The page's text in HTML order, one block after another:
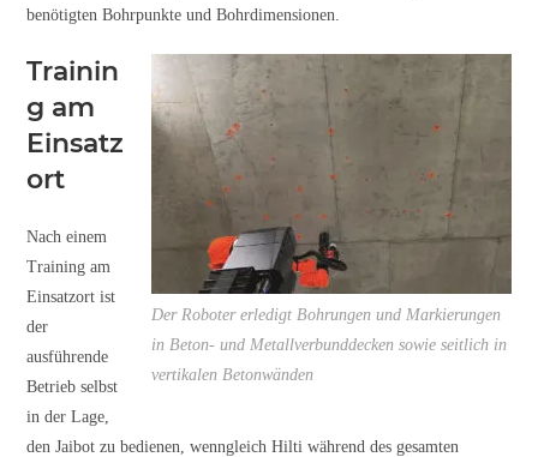
benötigten Bohrpunkte und Bohrdimensionen.
Der Roboter erledigt Bohrungen und Markierungen
in Beton- und Metallverbunddecken sowie seitlich in
vertikalen Betonwänden
Trainin
g am
Einsatz
ort
Nach einem
Training am
Einsatzort ist
der
ausführende
Betrieb selbst
in der Lage,
den Jaibot zu bedienen, wenngleich Hilti während des gesamten